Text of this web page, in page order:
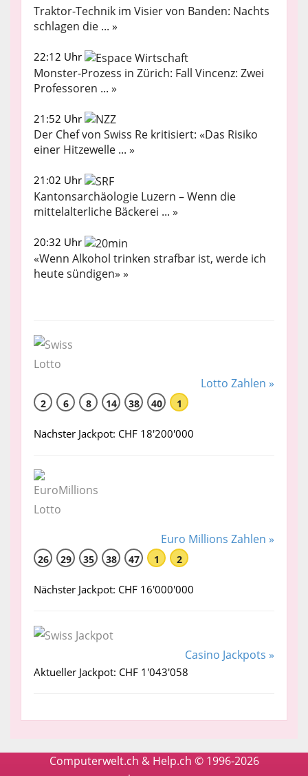
Traktor-Technik im Visier von Banden: Nachts
schlagen die ... »
22:12 Uhr
Monster-Prozess in Zürich: Fall Vincenz: Zwei
Professoren ... »
21:52 Uhr
Der Chef von Swiss Re kritisiert: «Das Risiko
einer Hitzewelle ... »
21:02 Uhr
Kantonsarchäologie Luzern – Wenn die
mittelalterliche Bäckerei ... »
20:32 Uhr
«Wenn Alkohol trinken strafbar ist, werde ich
heute sündigen» »
Lotto Zahlen »
2 6 8 14 38 40 1
Nächster Jackpot: CHF 18'200'000
Euro Millions Zahlen »
26 29 35 38 47 1 2
Nächster Jackpot: CHF 16'000'000
Casino Jackpots »
Aktueller Jackpot: CHF 1'043'058
Computerwelt.ch & Help.ch © 1996-2026